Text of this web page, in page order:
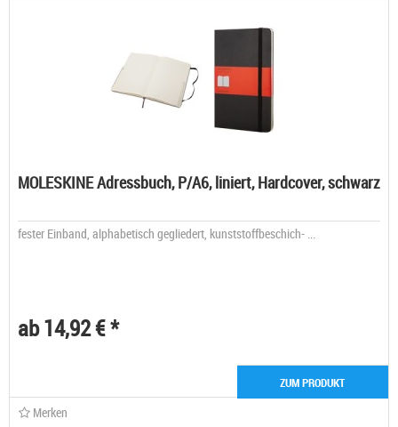
MOLESKINE Adressbuch, P/A6, liniert, Hardcover, schwarz
fester Einband, alphabetisch gegliedert, kunststoffbeschich- ...
ab 14,92 € *
ZUM PRODUKT
Merken